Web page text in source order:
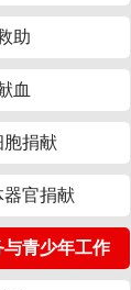
助
血
胞捐献
器官捐献
青少年工作